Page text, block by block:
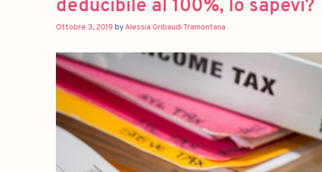
deducibile al 100%, lo sapevi?
Ottobre 3, 2019 byAlessia Gribaudi Tramontana